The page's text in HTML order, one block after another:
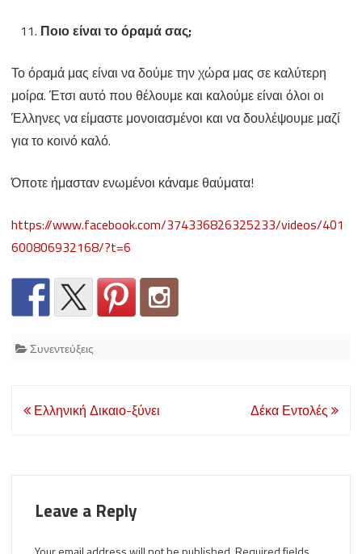
Ποιο είναι το όραμά σας;
Το όραμά μας είναι να δούμε την χώρα μας σε καλύτερη
μοίρα. Έτσι αυτό που θέλουμε και καλούμε είναι όλοι οι
Έλληνες να είμαστε μονοιασμένοι και να δουλέψουμε μαζί
για το κοινό καλό.
Όποτε ήμασταν ενωμένοι κάναμε θαύματα!
https://www.facebook.com/374336826325233/videos/401
600806932168/?t=6
Συνεντεύξεις
Post
Ελληνική Δικαιο-ξύνει Δέκα Εντολές
Leave a Reply